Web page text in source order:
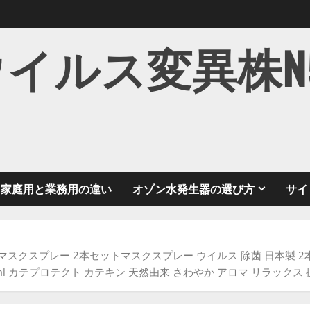
ルス変異株
家庭用と業務用の違い オゾン水発生器の選び方 サ
スクスプレー 2本セットマスクスプレー ウイルス 除菌 日本製
テプロテクト カテキン 天然由来 さわやか アロマ リラックス